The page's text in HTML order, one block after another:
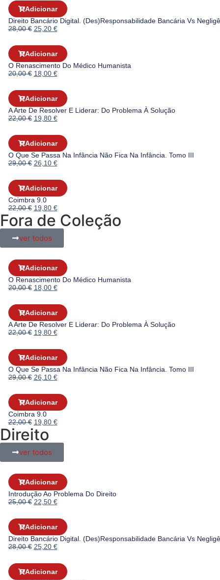
Adicionar
Direito Bancário Digital. (des)responsabilidade Bancária Vs
28,00€ 25,20 €
Adicionar
O Renascimento Do Médico Humanista
20,00€ 18,00 €
Adicionar
A Arte De Resolver E Liderar: Do Problema À Solução
22,00€ 19,80 €
Adicionar
O Que Se Passa Na Infância Não Fica Na Infância. Tomo III
29,00€ 26,10 €
Adicionar
Coimbra 9.0
22,00€ 19,80 €
Fora de Coleção
ver todos
Adicionar
O Renascimento Do Médico Humanista
20,00€ 18,00 €
Adicionar
A Arte De Resolver E Liderar: Do Problema À Solução
22,00€ 19,80 €
Adicionar
O Que Se Passa Na Infância Não Fica Na Infância. Tomo III
29,00€ 26,10 €
Adicionar
Coimbra 9.0
22,00€ 19,80 €
Direito
ver todos
Adicionar
Introdução Ao Problema Do Direito
25,00€ 22,50 €
Adicionar
Direito Bancário Digital. (des)responsabilidade Bancária Vs
28,00€ 25,20 €
Adicionar